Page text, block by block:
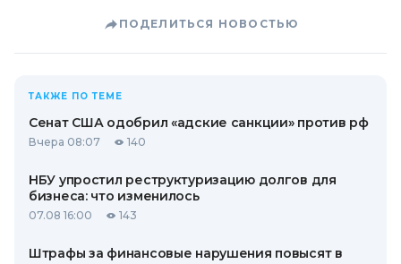
ПОДЕЛИТЬСЯ НОВОСТЬЮ
ТАКЖЕ ПО ТЕМЕ
Сенат США одобрил «адские санкции» против рф
Вчера 08:07 140
НБУ упростил реструктуризацию долгов для
бизнеса: что изменилось
07.08 16:00 143
Штрафы за финансовые нарушения повысят в